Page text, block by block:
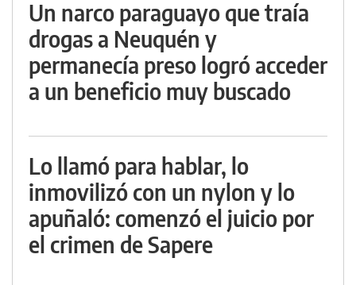
Un narco paraguayo que traía
drogas a Neuquén y
permanecía preso logró acceder
a un beneficio muy buscado
Lo llamó para hablar, lo
inmovilizó con un nylon y lo
apuñaló: comenzó el juicio por
el crimen de Sapere